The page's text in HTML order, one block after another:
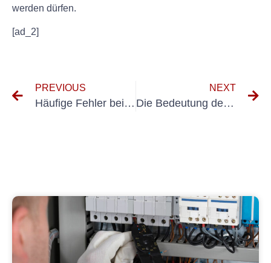
werden dürfen.
[ad_2]
PREVIOUS
Häufige Fehler beim Testen von Fehlerstrom-Schutzeinrichtungen: Was Sie wissen müssen
NEXT
Die Bedeutung der regelmäßigen Prüfung ortsfester elektrischer Geräte